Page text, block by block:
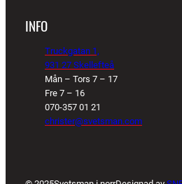
INFO
Truckgatan 1,
931 27 Skellefteå
Mån – Tors 7 – 17
Fre 7 – 16
070-357 01 21
christer@svetsman.com